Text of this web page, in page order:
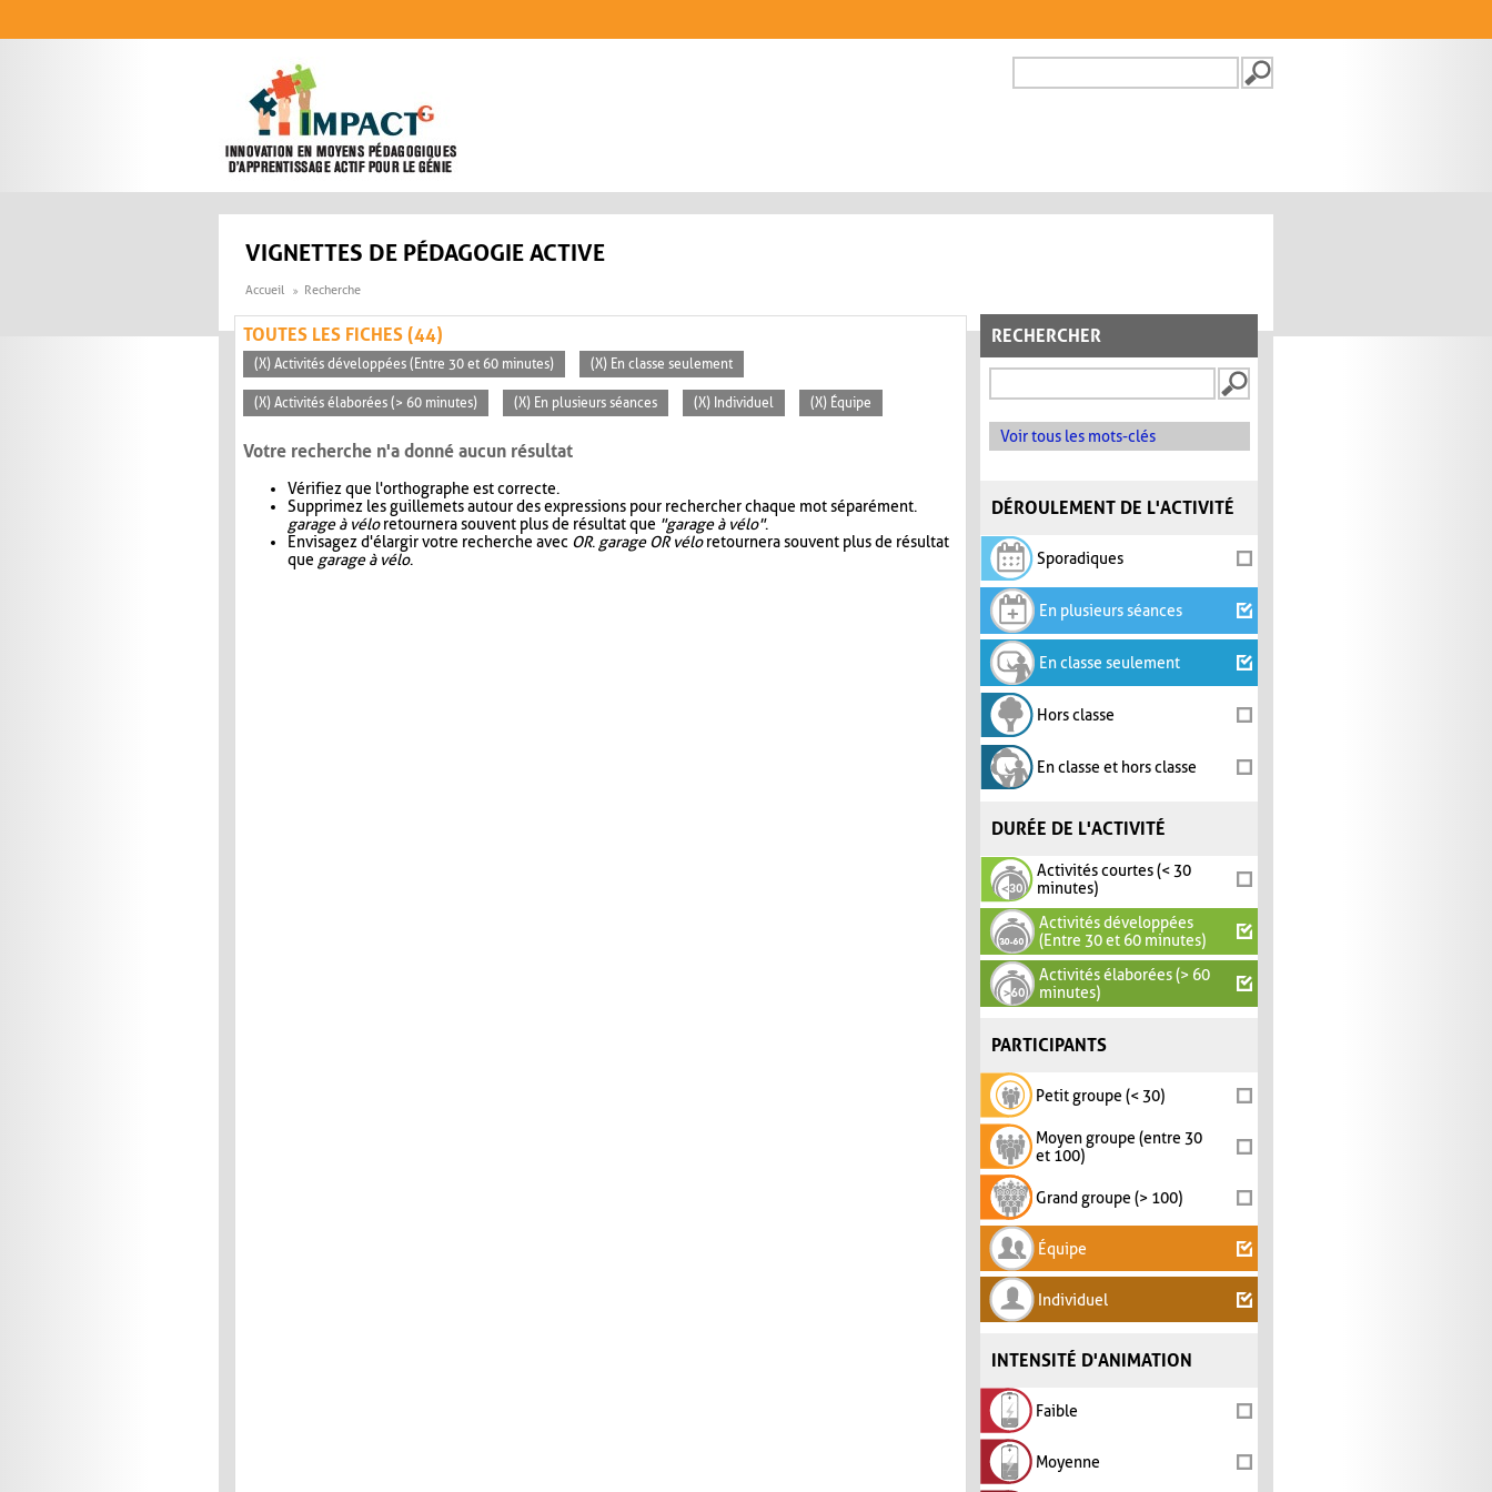
FORMULAIRE DE
VIGNETTES DE PÉDAGOGIE ACTIVE
Accueil Recherche
RECHERCHER
Voir tous les mots-clés
DÉROULEMENT DE L'ACTIVITÉ
Sporadiques
En plusieurs séances
En classe seulement
Hors classe
En classe et hors classe
DURÉE DE L'ACTIVITÉ
Activités courtes (< 30
minutes)
Activités développées
(Entre 30 et 60 minutes)
Activités élaborées (> 60
minutes)
PARTICIPANTS
Petit groupe (< 30)
Moyen groupe (entre 30
et 100)
Grand groupe (> 100)
Équipe
Individuel
INTENSITÉ D'ANIMATION
Faible
Moyenne
TOUTES LES FICHES (44)
(X) Activités développées (Entre 30 et 60 minutes) (X) En classe seulement
(X) Activités élaborées (> 60 minutes) (X) En plusieurs séances (X) Individuel (X) Équipe
Votre recherche n'a donné aucun résultat
Vérifiez que l'orthographe est correcte.
Supprimez les guillemets autour des expressions pour rechercher chaque mot séparément.
garage à véloretournera souvent plus de résultat que "garage à vélo".
Envisagez d'élargir votre recherche avec OR. garage OR véloretournera souvent plus de résultat
que garage à vélo.